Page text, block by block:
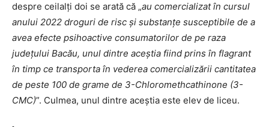
despre ceilalți doi se arată că „au comercializat în cursul
anului 2022 droguri de risc și substanțe susceptibile de a
avea efecte psihoactive consumatorilor de pe raza
județului Bacău, unul dintre aceștia fiind prins în flagrant
în timp ce transporta în vederea comercializării cantitatea
de peste 100 de grame de 3-Chloromethcathinone (3-
CMC)”. Culmea, unul dintre aceștia este elev de liceu.